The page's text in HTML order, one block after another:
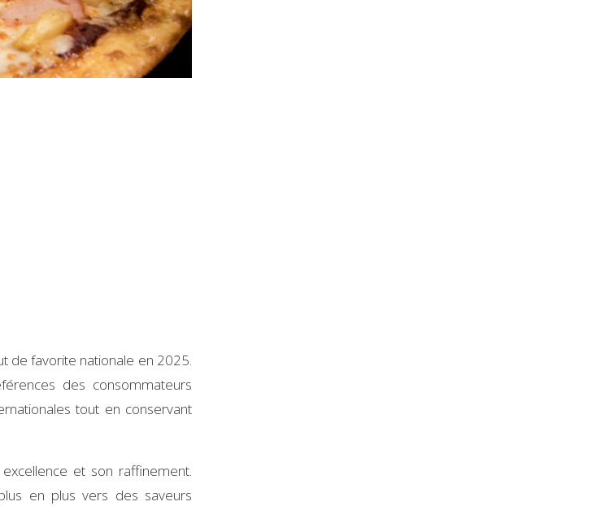
de favorite nationale en 2025.
des consommateurs
tout en conservant
et son raffinement.
en plus vers des saveurs